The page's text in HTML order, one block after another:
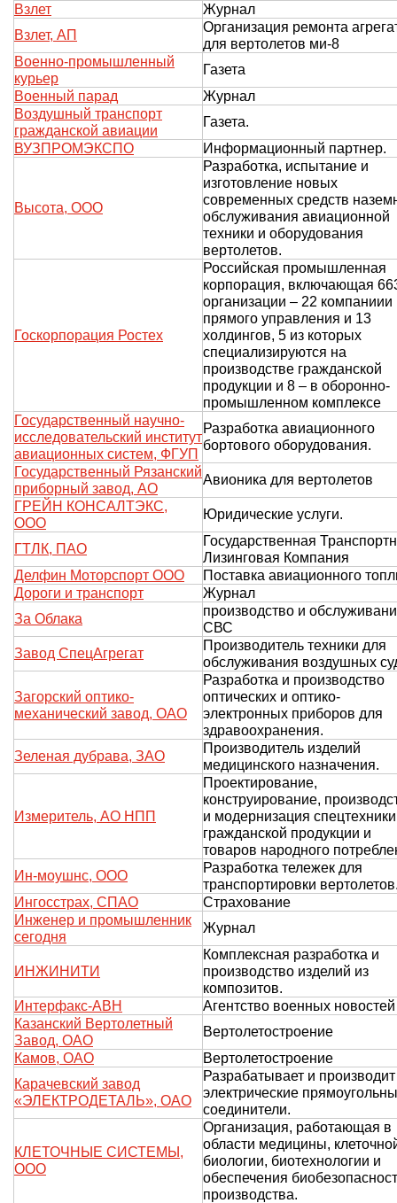
Взлет
Журнал
Взлет, АП
Организация ремонта
для вертолетов ми-8
Военно-промышленный
курьер
Газета
Военный парад
Журнал
Воздушный транспорт
гражданской авиации
Газета.
ВУЗПРОМЭКСПО
Информационный партнер.
Высота, ООО
Разработка, испытание и
изготовление новых
современных средств
обслуживания авиационной
техники и оборудования
вертолетов.
Госкорпорация Ростех
Российская промышленная
корпорация, включающая
организации – 22 компаниии
прямого управления и 13
холдингов, 5 из которых
специализируются на
производстве гражданской
продукции и 8 – в оборонно-
промышленном комплексе
Государственный научно-
исследовательский институт
авиационных систем, ФГУП
Разработка авиационного
бортового оборудования.
Государственный Рязанский
приборный завод, АО
Авионика для вертолетов
ГРЕЙН КОНСАЛТЭКС,
ООО
Юридические услуги.
ГТЛК, ПАО
Государственная
Лизинговая Компания
Делфин Моторспорт ООО
Поставка авиационного
Дороги и транспорт
Журнал
За Облака
производство и
СВС
Завод СпецАгрегат
Производитель техники для
обслуживания воздушных
Загорский оптико-
механический завод, ОАО
Разработка и производство
оптических и оптико-
электронных приборов для
здравоохранения.
Зеленая дубрава, ЗАО
Производитель изделий
медицинского назначения.
Измеритель, АО НПП
Проектирование,
конструирование,
и модернизация
гражданской продукции и
товаров народного
Ин-моушнс, ООО
Разработка тележек для
транспортировки
Ингосстрах, СПАО
Страхование
Инженер и промышленник
сегодня
Журнал
ИНЖИНИТИ
Комплексная разработка и
производство изделий из
композитов.
Интерфакс-АВН
Агентство военных новостей
Казанский Вертолетный
Завод, ОАО
Вертолетостроение
Камов, ОАО
Вертолетостроение
Карачевский завод
«ЭЛЕКТРОДЕТАЛЬ», ОАО
Разрабатывает и производит
электрические
соединители.
КЛЕТОЧНЫЕ СИСТЕМЫ,
ООО
Организация, работающая в
области медицины,
биологии, биотехнологии и
обеспечения
производства.